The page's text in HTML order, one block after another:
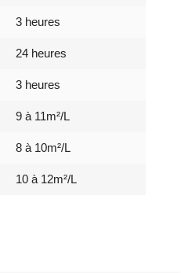
3 heures
24 heures
3 heures
9 à 11m²/L
8 à 10m²/L
10 à 12m²/L